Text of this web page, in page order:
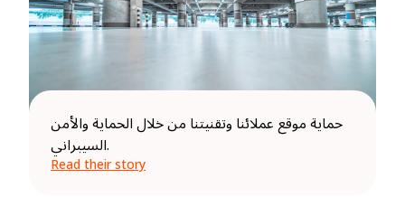
حماية موقع عملائنا وتقنيتنا من خلال الحماية والأمن
السيبراني.
Read their story